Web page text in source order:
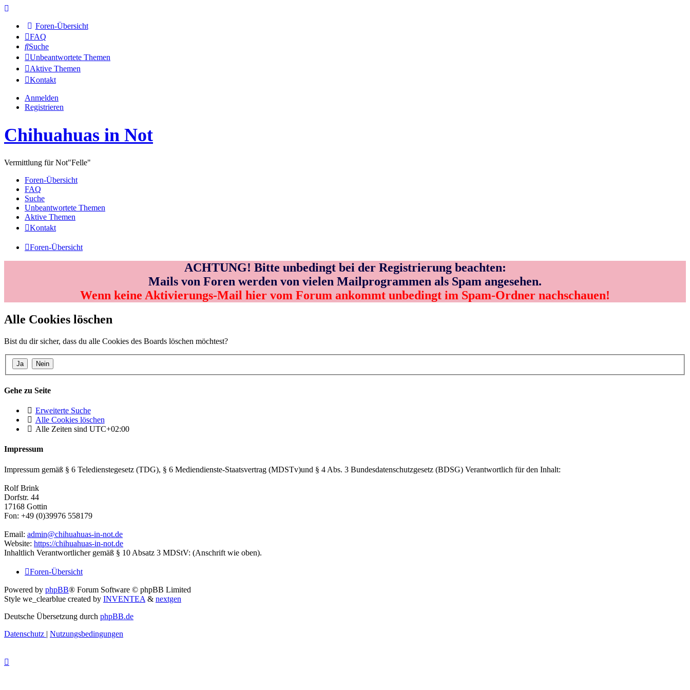
Foren-Übersicht
FAQ
Suche
Unbeantwortete Themen
Aktive Themen
Kontakt
Anmelden
Registrieren
Chihuahuas in Not
Vermittlung für Not"Felle"
Foren-Übersicht
FAQ
Suche
Unbeantwortete Themen
Aktive Themen
Kontakt
Foren-Übersicht
ACHTUNG! Bitte unbedingt bei der Registrierung beachten:
Mails von Foren werden von vielen Mailprogrammen als Spam angesehen.
Wenn keine Aktivierungs-Mail hier vom Forum ankommt unbedingt im Spam-Ordner nachschauen!
Alle Cookies löschen
Bist du dir sicher, dass du alle Cookies des Boards löschen möchtest?
Gehe zu Seite
Erweiterte Suche
Alle Cookies löschen
Alle Zeiten sind UTC+02:00
Impressum
Impressum gemäß § 6 Teledienstegesetz (TDG), § 6 Mediendienste-Staatsvertrag (MDSTv)und § 4 Abs. 3 Bundesdatenschutzgesetz (BDSG) Verantwortlich für den Inhalt:
Rolf Brink
Dorfstr. 44
17168 Gottin
Fon: +49 (0)39976 558179
Email: admin@chihuahuas-in-not.de
Website: https://chihuahuas-in-not.de
Inhaltlich Verantwortlicher gemäß § 10 Absatz 3 MDStV: (Anschrift wie oben).
Foren-Übersicht
Powered by phpBB® Forum Software © phpBB Limited
Style we_clearblue created by INVENTEA & nextgen
Deutsche Übersetzung durch phpBB.de
Datenschutz | Nutzungsbedingungen